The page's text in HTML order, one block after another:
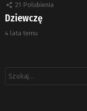
21 Polubienia
Dziewczę
4 lata temu